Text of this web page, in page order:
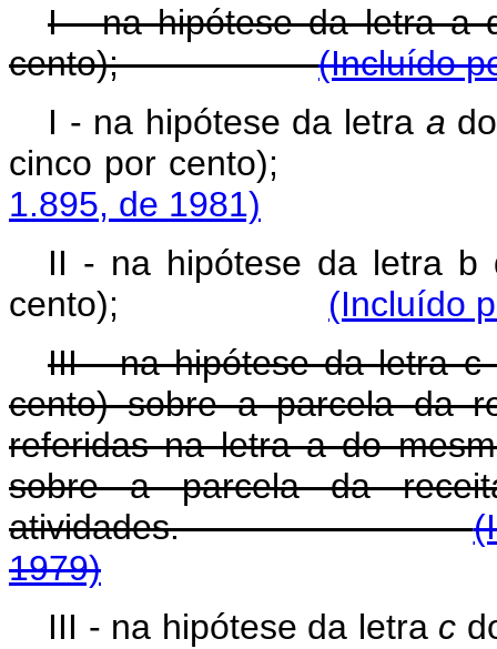
I - na hipótese da letra a
cento);(Incluído
I - na hipótese da letra a
cinco por
1.895, de 1981)
II - na hipótese da letra b
cento); (Incluído
III - na hipótese da letra c
cento) sobre a parcela da
referidas na letra a do
sobre a parcela da
atividades.
1979)
III - na hipótese da letra c